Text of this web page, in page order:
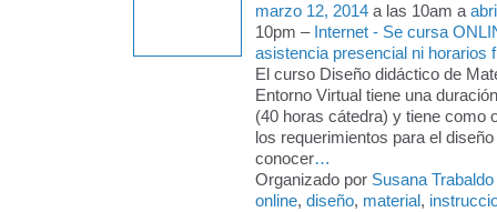
marzo 12, 2014 a las 10am a
10pm – Internet - Se cursa
asistencia presencial ni horarios
El curso Diseño didáctico de
Entorno Virtual tiene una
(40 horas cátedra) y tiene como
los requerimientos para el
conocer…
Organizado por Susana Trabaldo
online, diseño, material,